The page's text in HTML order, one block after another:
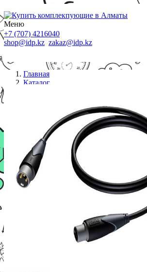
Меню
+7 (707) 4216040
shop@idp.kz zakaz@idp.kz
Главная
Каталог